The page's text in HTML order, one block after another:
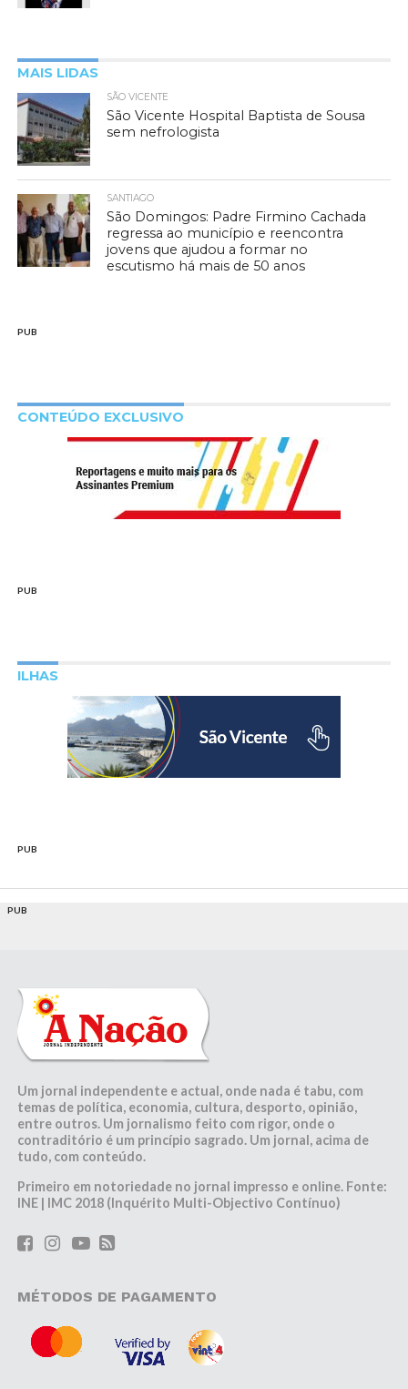
MAIS LIDAS
SÃO VICENTE
São Vicente Hospital Baptista de Sousa
sem nefrologista
SANTIAGO
São Domingos: Padre Firmino Cachada
regressa ao município e reencontra
jovens que ajudou a formar no
escutismo há mais de 50 anos
PUB
CONTEÚDO EXCLUSIVO
PUB
ILHAS
PUB
PUB
Um jornal independente e actual, onde nada é tabu, com
temas de política, economia, cultura, desporto, opinião,
entre outros. Um jornalismo feito com rigor, onde o
contraditório é um princípio sagrado. Um jornal, acima de
tudo, com conteúdo.
Primeiro em notoriedade no jornal impresso e online. Fonte:
INE | IMC 2018 (Inquérito Multi-Objectivo Contínuo)
MÉTODOS DE PAGAMENTO